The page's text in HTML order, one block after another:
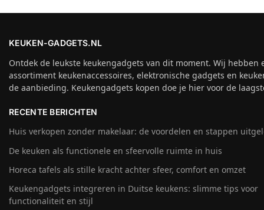
KEUKEN-GADGETS.NL
Ontdek de leukste keukengadgets van dit moment. Wij hebben
assortiment keukenaccessoires, elektronische gadgets en
de aanbieding. Keukengadgets kopen doe je hier voor de
RECENTE BERICHTEN
Huis verkopen zonder makelaar: de voordelen en stappen
De keuken als functionele en sfeervolle ruimte in huis
Horeca tafels als stille kracht achter sfeer, comfort en omzet
Keukengadgets integreren in Duitse keukens: slimme tips voor
functionaliteit en stijl